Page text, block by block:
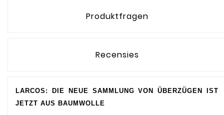
Produktfragen
Recensies
LARCOS: DIE NEUE SAMMLUNG VON ÜBERZÜGEN IST
JETZT AUS BAUMWOLLE